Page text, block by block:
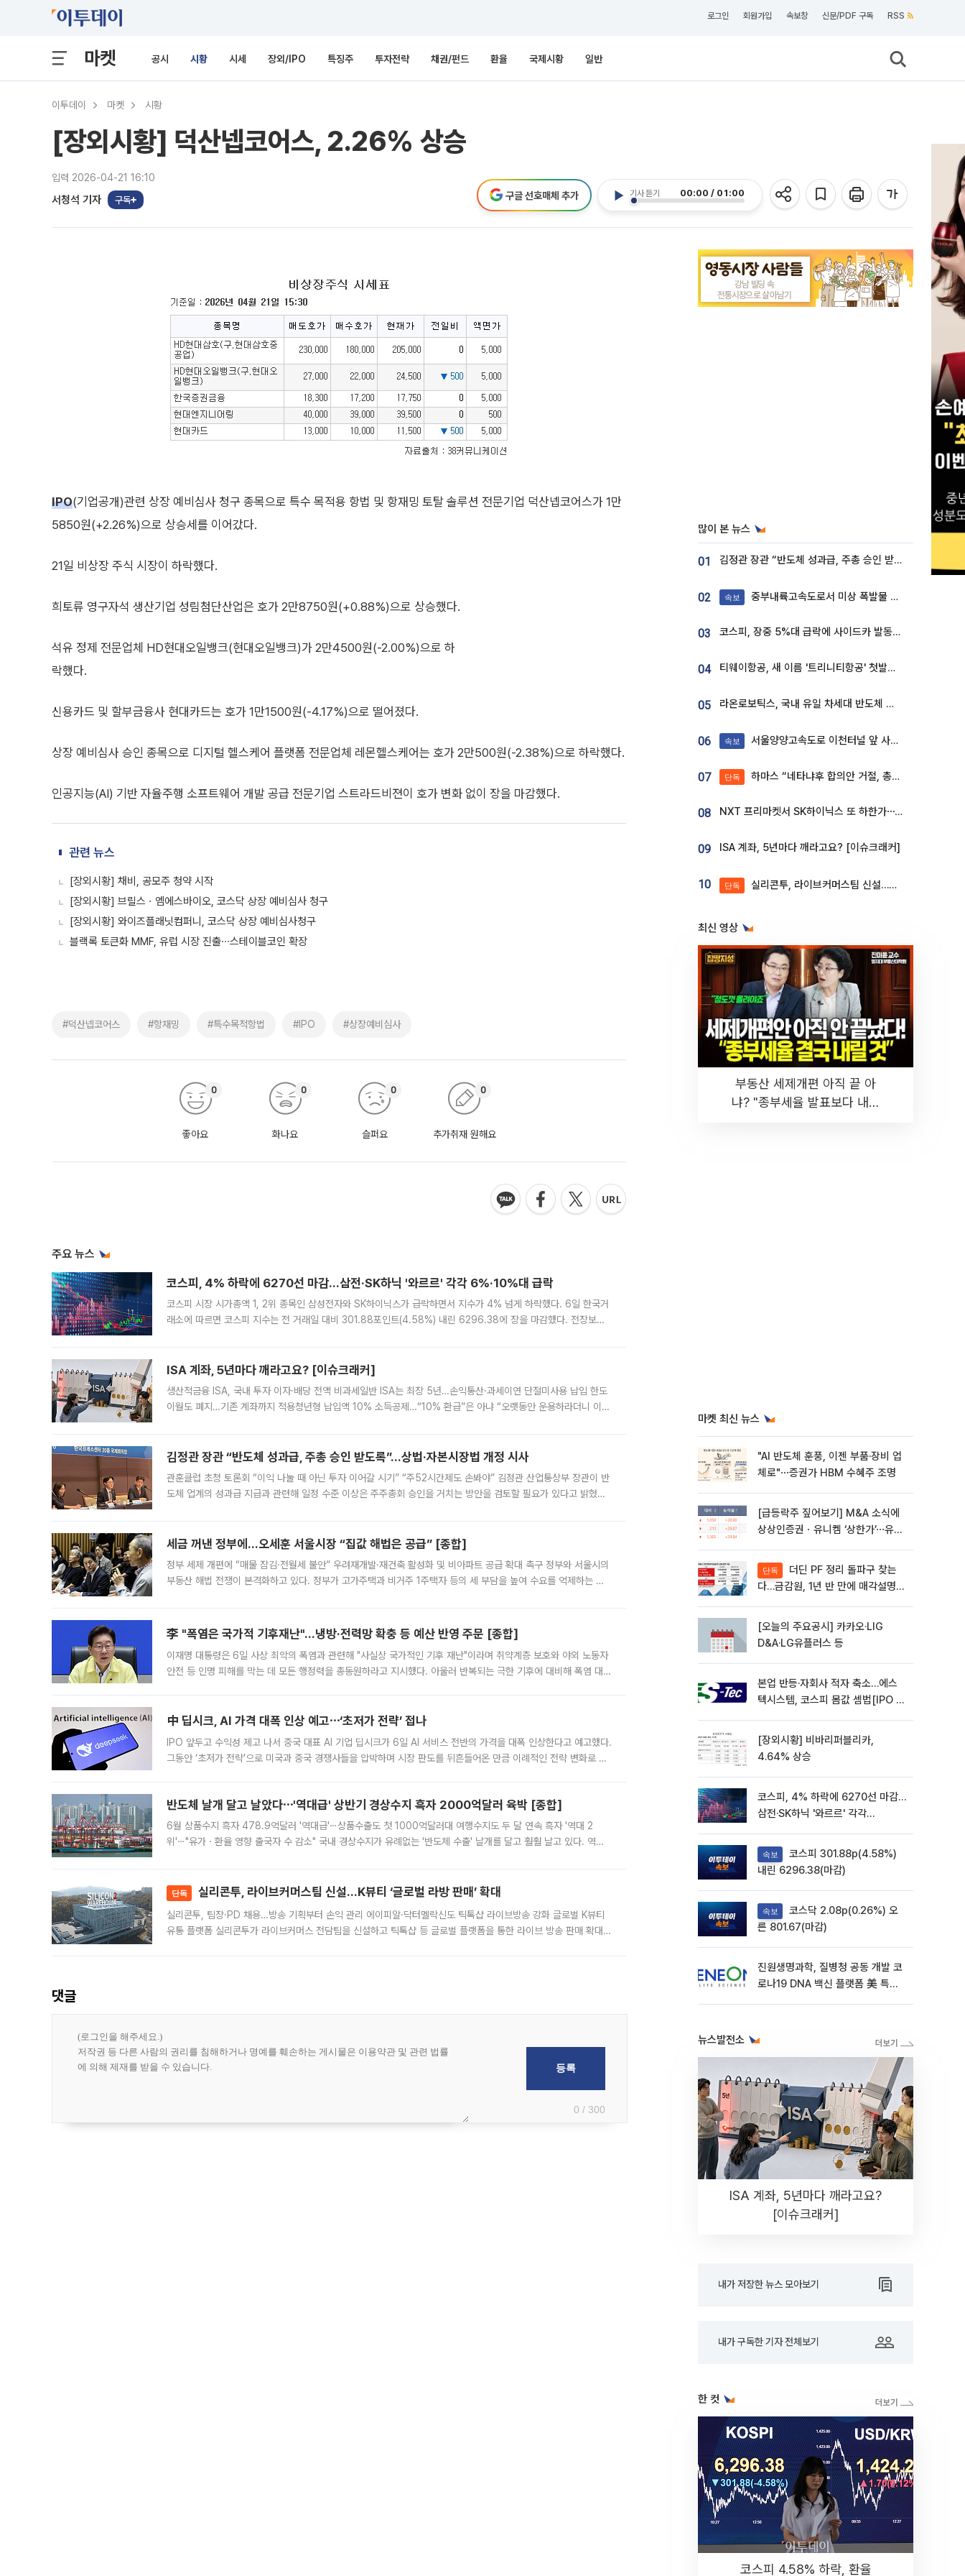
로그인 회원가입 속보창 신문/PDF 구독 RSS
마켓 공시 시황 시세 장외/IPO 특징주 투자전략 채권/펀드 환율 국제시황 일반
이투데이 마켓 시황
[장외시황] 덕산넵코어스, 2.26% 상승
입력 2026-04-21 16:10
서청석 기자 구독
기사 듣기 00:00 / 01:00
구글 선호매체 추가
IPO(기업공개)관련 상장 예비심사 청구 종목으로 특수 목적용 항법 및 항재밍 토탈 솔루션 전문기업 덕산넵코어스가 1만
5850원(+2.26%)으로 상승세를 이어갔다.
21일 비상장 주식 시장이 하락했다.
희토류 영구자석 생산기업 성림첨단산업은 호가 2만8750원(+0.88%)으로 상승했다.
석유 정제 전문업체 HD현대오일뱅크(현대오일뱅크)가 2만4500원(-2.00%)으로 하
락했다.
신용카드 및 할부금융사 현대카드는 호가 1만1500원(-4.17%)으로 떨어졌다.
상장 예비심사 승인 종목으로 디지털 헬스케어 플랫폼 전문업체 레몬헬스케어는 호가 2만500원(-2.38%)으로 하락했다.
인공지능(AI) 기반 자율주행 소프트웨어 개발 공급 전문기업 스트라드비젼이 호가 변화 없이 장을 마감했다.
관련 뉴스
[장외시황] 채비, 공모주 청약 시작
[장외시황] 브릴스ㆍ엠에스바이오, 코스닥 상장 예비심사 청구
[장외시황] 와이즈플래닛컴퍼니, 코스닥 상장 예비심사청구
블랙록 토큰화 MMF, 유럽 시장 진출∙∙∙스테이블코인 확장
#덕산넵코어스 #항재밍 #특수목적항법 #IPO #상장예비심사
좋아요
0
화나요
0
슬퍼요
0
추가취재 원해요
0
주요 뉴스
코스피, 4% 하락에 6270선 마감…삼전·SK하닉 '와르르' 각각 6%·10%대 급락
코스피 시장 시가총액 1, 2위 종목인 삼성전자와 SK하이닉스가 급락하면서 지수가 4% 넘게 하락했다. 6일 한국거
래소에 따르면 코스피 지수는 전 거래일 대비 301.88포인트(4.58%) 내린 6296.38에 장을 마감했다. 전장보다
ISA 계좌, 5년마다 깨라고요? [이슈크래커]
생산적금융 ISA, 국내 투자 이자·배당 전액 비과세일반 ISA는 최장 5년…손익통산·과세이연 단절미사용 납입 한도
이월도 폐지…기존 계좌까지 적용청년형 납입액 10% 소득공제…“10% 환급”은 아냐 “오랫동안 운용하라더니 이제
김정관 장관 “반도체 성과급, 주총 승인 받도록”…상법·자본시장법 개정 시사
관훈클럽 초청 토론회 “이익 나눌 때 아닌 투자 이어갈 시기” “주52시간제도 손봐야” 김정관 산업통상부 장관이 반
도체 업계의 성과급 지급과 관련해 일정 수준 이상은 주주총회 승인을 거치는 방안을 검토할 필요가 있다고 밝혔다.
세금 꺼낸 정부에…오세훈 서울시장 “집값 해법은 공급” [종합]
정부 세제 개편에 “매물 잠김·전월세 불안” 우려재개발·재건축 활성화 및 비아파트 공급 확대 촉구 정부와 서울시의
부동산 해법 전쟁이 본격화하고 있다. 정부가 고가주택과 비거주 1주택자 등의 세 부담을 높여 수요를 억제하는 카
李 "폭염은 국가적 기후재난"…냉방·전력망 확충 등 예산 반영 주문 [종합]
이재명 대통령은 6일 사상 최악의 폭염과 관련해 "사실상 국가적인 기후 재난"이라며 취약계층 보호와 야외 노동자
안전 등 인명 피해를 막는 데 모든 행정력을 총동원하라고 지시했다. 아울러 반복되는 극한 기후에 대비해 폭염 대응
中 딥시크, AI 가격 대폭 인상 예고⋯‘초저가 전략’ 접나
IPO 앞두고 수익성 제고 나서 중국 대표 AI 기업 딥시크가 6일 AI 서비스 전반의 가격을 대폭 인상한다고 예고했다.
그동안 ‘초저가 전략’으로 미국과 중국 경쟁사들을 압박하며 시장 판도를 뒤흔들어온 만큼 이례적인 전략 변화로 평
반도체 날개 달고 날았다⋯'역대급' 상반기 경상수지 흑자 2000억달러 육박 [종합]
6월 상품수지 흑자 478.9억달러 '역대급'⋯상품수출도 첫 1000억달러대 여행수지도 두 달 연속 흑자 '역대 2
위'⋯"유가ㆍ환율 영향 출국자 수 감소" 국내 경상수지가 유례없는 '반도체 수출' 날개를 달고 훨훨 날고 있다. 역대
단독 실리콘투, 라이브커머스팀 신설…K뷰티 ‘글로벌 라방 판매’ 확대
실리콘투, 팀장·PD 채용…방송 기획부터 손익 관리 에이피알·닥터멜락신도 틱톡샵 라이브방송 강화 글로벌 K뷰티
유통 플랫폼 실리콘투가 라이브커머스 전담팀을 신설하고 틱톡샵 등 글로벌 플랫폼을 통한 라이브 방송 판매 확대에
댓글
0 / 300
많이 본 뉴스
01 김정관 장관 “반도체 성과급, 주총 승인 받도록”…상법·자본시장법 개정 시사
02 속보 중부내륙고속도로서 미상 폭발물 발견
03 코스피, 장중 5%대 급락에 사이드카 발동…삼성·SK 동반 폭락
04 티웨이항공, 새 이름 '트리니티항공' 첫발…SSC 전략 본격화
05 라온로보틱스, 국내 유일 차세대 반도체 공정 로봇 개발 ‘고객사 테스트 진행’
06 속보 서울양양고속도로 이천터널 앞 사고 발생
07 단독 하마스 “네타냐후 합의안 거절, 총선 앞두고 시간 끌기”
08 NXT 프리마켓서 SK하이닉스 또 하한가⋯‘11주 거래’에 시초가 왜곡
09 ISA 계좌, 5년마다 깨라고요? [이슈크래커]
10 단독 실리콘투, 라이브커머스팀 신설…K뷰티 ‘글로벌 판매망’ 확대[K뷰티 라방戰]
최신 영상
부동산 세제개편 아직 끝 아
냐? "종부세율 발표보다 내릴
마켓 최신 뉴스
"AI 반도체 훈풍, 이젠 부품·장비 업
체로"⋯증권가 HBM 수혜주 조명
[급등락주 짚어보기] M&A 소식에
상상인증권ㆍ유니켐 ‘상한가’⋯유증
단독
다…금감원, 1년 반 만에 매각설명회
[오늘의 주요공시] 카카오·LIG
D&A·LG유플러스 등
본업 반등·자회사 적자 축소…에스
텍시스템, 코스피 몸값 셈법[IPO 엑
[장외시황] 비바리퍼블리카,
4.64% 상승
코스피, 4% 하락에 6270선 마감…
삼전·SK하닉 '와르르' 각각
속보
내린 6296.38(마감)
속보
른 801.67(마감)
진원생명과학, 질병청 공동 개발 코
로나19 DNA 백신 플랫폼 美 특허
뉴스발전소
ISA 계좌, 5년마다 깨라고요?
[이슈크래커]
내가 저장한 뉴스 모아보기
내가 구독한 기자 전체보기
한 컷
코스피 4.58% 하락, 환율